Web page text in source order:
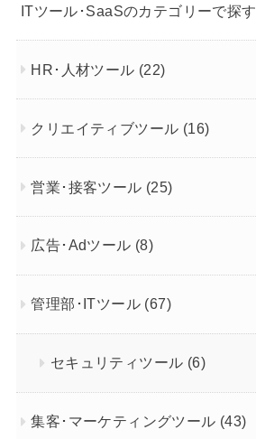
ITツール･SaaSのカテゴリーで探す
HR･人材ツール (22)
クリエイティブツール (16)
営業･接客ツール (25)
広告･Adツール (8)
管理部･ITツール (67)
セキュリティツール (6)
集客･マーケティングツール (43)